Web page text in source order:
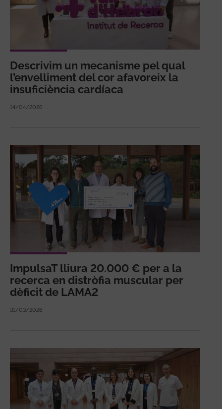
Descrivim un mecanisme pel qual
l’envelliment del cor afavoreix la
insuficiència cardíaca
14/04/2026
ImpulsaT lliura 20.000 € per a la
recerca en distròfia muscular per
dèficit de LAMA2
31/03/2026